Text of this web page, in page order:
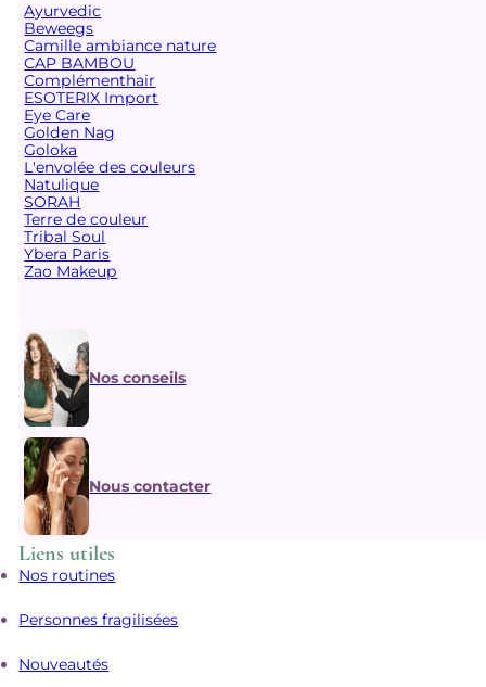
Ayurvedic
Beweegs
Camille ambiance nature
CAP BAMBOU
Complémenthair
ESOTERIX Import
Eye Care
Golden Nag
Goloka
L'envolée des couleurs
Natulique
SORAH
Terre de couleur
Tribal Soul
Ybera Paris
Zao Makeup
Nos conseils
Nous contacter
Liens utiles
Nos routines
Personnes fragilisées
Nouveautés